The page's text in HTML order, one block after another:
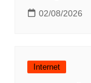
02/08/2026
Internet